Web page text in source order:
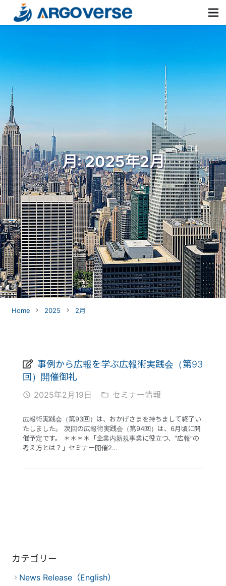
月:2025年2月
Home navigate_next 2025 navigate_next 2月
事例から広報を学ぶ広報術実践会（第93
回）開催御礼
access_time 2025年2月19日 folder_open セミナー情報
広報術実践会（第93回）は、おかげさまを持ちまして終了い
たしました。 次回の広報術実践会（第94回）は、6月頃に開
催予定です。 ＊＊＊＊「企業内新規事業に役立つ、“広報”の
考え方とは？」セミナー開催2…
カテゴリー
News Release（English）